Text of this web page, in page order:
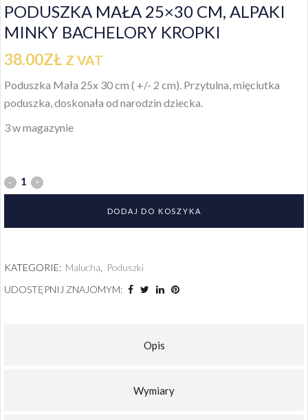
PODUSZKA MAŁA 25×30 CM, ALPAKI
MINKY BACHELORY KROPKI
38.00ZŁ Z VAT
Poduszka Mała 25x 30 cm ( +/- 2 cm). Przytulna, mięciutka
poduszka, doskonała od narodzin dziecka.
3 w magazynie
DODAJ DO KOSZYKA
KATEGORIE: Malucha
Poduszki
UDOSTĘPNIJ ZNAJOMYM:
Opis
Wymiary